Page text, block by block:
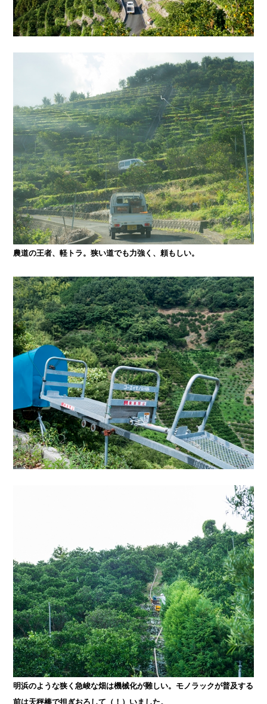
農道の王者、軽トラ。狭い道でも力強く、頼もしい。
明浜のような狭く急峻な畑は機械化が難しい。モノラックが普及する
前は天秤棒で担ぎおろして（！）いました。